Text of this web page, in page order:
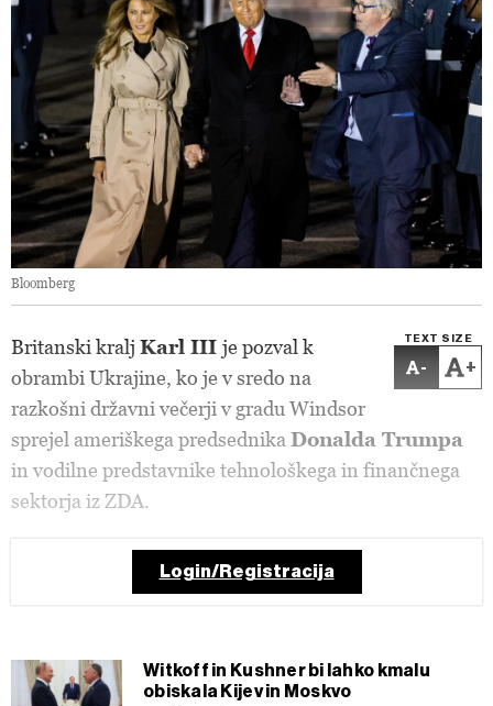
Bloomberg
TEXT SIZE
- +
Britanski kralj Karl III je pozval k
obrambi Ukrajine, ko je v sredo na
razkošni državni večerji v gradu Windsor
sprejel ameriškega predsednika Donalda Trumpa
in vodilne predstavnike tehnološkega in finančnega
sektorja iz ZDA.
Login/Registracija
Witkoff in Kushner bi lahko kmalu
obiskala Kijev in Moskvo